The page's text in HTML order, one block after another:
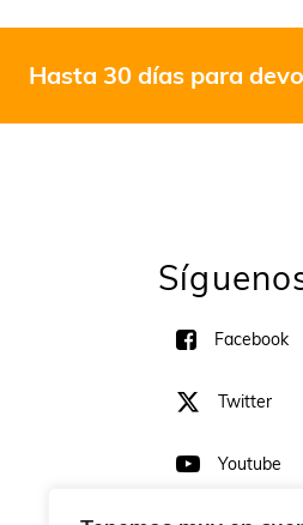
Hasta 30 días para
Facebook
Twitter
Youtube